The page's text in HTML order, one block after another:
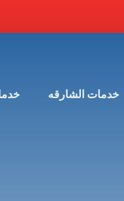
خدمات الشارقه